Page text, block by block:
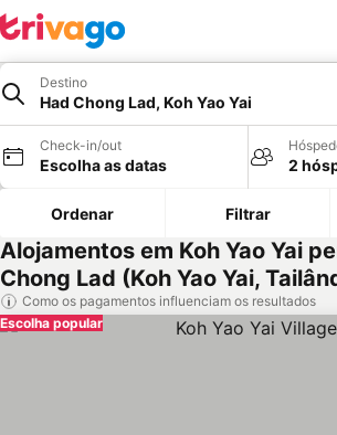
Destino
Had Chong Lad, Koh Yao Yai
Check-in/out
Escolha as datas 2
Ordenar Filtrar
Alojamentos em Koh Yao Yai
Chong Lad (Koh Yao Yai,
Como os pagamentos influenciam os resultados
Escolha popular